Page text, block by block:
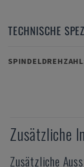
TECHNISCHE
SPINDELDREHZAHL
Zusätzliche
Zusätzliche